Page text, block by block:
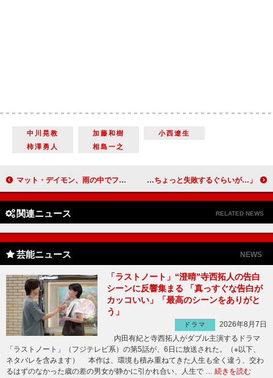
中川晃教 加藤和樹
小西遼生
柿澤勇人
相島一之
マット・デイモン、雨の中でファンサービス “モン”つながりであのモンも飛び入り 吉岡里帆、理想のプロポーズを語る 「張り切ってちょっと失敗するぐらいが…」
関連ニュース RELATED NEWS
芸能ニュース NEWS
「ラストノート」“澄晴”寺西拓人の告白
シーンに反響集まる 「真っすぐな告白が
カッコいい」「最高のシーンをありがと
う」
ドラマ
2026年8月7日
内田有紀と寺西拓人がダブル主演するドラマ
「ラストノート」（フジテレビ系）の第5話が、6日に放送された。（※以下、
ネタバレを含みます） 本作は、環境も積み重ねてきた人生も全く違う、交わ
るはずのなかった歳の差の男女が静かに引かれ合い、人生で … 続きを読む